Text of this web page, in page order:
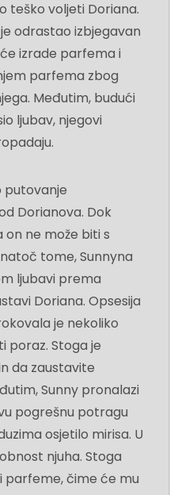
teško voljeti Doriana.
odrastao izbjegavan
izrade parfema i
parfema zbog
Međutim, budući
ljubav, njegovi
putovanje
Dorianova. Dok
on ne može biti s
tome, Sunnyna
ljubavi prema
Doriana. Opsesija
je nekoliko
poraz. Stoga je
da zaustavite
Sunny pronalazi
pogrešnu potragu
osjetilo mirisa. U
njuha. Stoga
parfeme, čime će mu